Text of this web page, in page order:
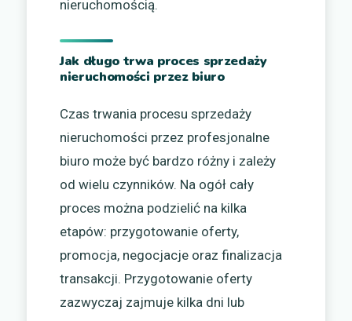
nieruchomością.
Jak długo trwa proces sprzedaży
nieruchomości przez biuro
Czas trwania procesu sprzedaży
nieruchomości przez profesjonalne
biuro może być bardzo różny i zależy
od wielu czynników. Na ogół cały
proces można podzielić na kilka
etapów: przygotowanie oferty,
promocja, negocjacje oraz finalizacja
transakcji. Przygotowanie oferty
zazwyczaj zajmuje kilka dni lub